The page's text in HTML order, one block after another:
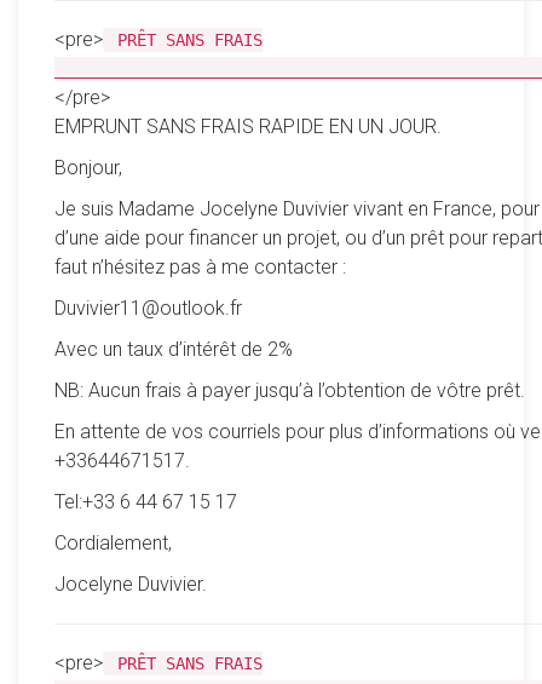
<pre>
PRÊT SANS FRAIS
</pre>
EMPRUNT SANS FRAIS RAPIDE EN UN JOUR.
Bonjour,
Je suis Madame Jocelyne Duvivier vivant en France,
d’une aide pour financer un projet, ou d’un prêt pour
faut n’hésitez pas à me contacter :
Duvivier11@outlook.fr
Avec un taux d’intérêt de 2%
NB: Aucun frais à payer jusqu’à l’obtention de vôtre prêt.
En attente de vos courriels pour plus d’informations où
+33644671517.
Tel:+33 6 44 67 15 17
Cordialement,
Jocelyne Duvivier.
<pre>
PRÊT SANS FRAIS